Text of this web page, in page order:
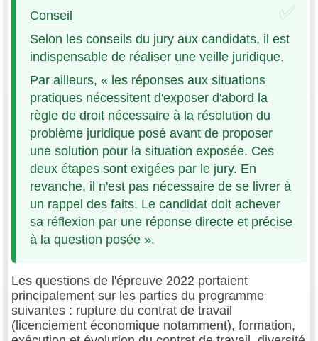
Conseil
Selon les conseils du jury aux candidats, il est
indispensable de réaliser une veille juridique.
Par ailleurs, « les réponses aux situations
pratiques nécessitent d'exposer d'abord la
règle de droit nécessaire à la résolution du
problème juridique posé avant de proposer
une solution pour la situation exposée. Ces
deux étapes sont exigées par le jury. En
revanche, il n'est pas nécessaire de se livrer à
un rappel des faits. Le candidat doit achever
sa réflexion par une réponse directe et précise
à la question posée ».
Les questions de l'épreuve 2022 portaient
principalement sur les parties du programme
suivantes : rupture du contrat de travail
(licenciement économique notamment), formation,